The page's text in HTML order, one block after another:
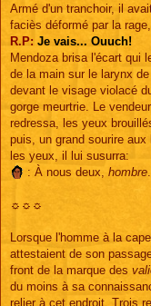
Armé d'un tranchoir, il
faciès déformé par la
R.P: Je vais... Ouuch!
Mendoza brisa l'écart qui
de la main sur le larynx
devant le visage violacé
gorge meurtrie. Le
redressa, les yeux
puis, un grand sourire
les yeux, il lui susurra:
: À nous deux, hombre
☼☼☼
Lorsque l'homme à la
attestaient de son
front de la marque des
du moins à sa
relier à cet endroit. Trois